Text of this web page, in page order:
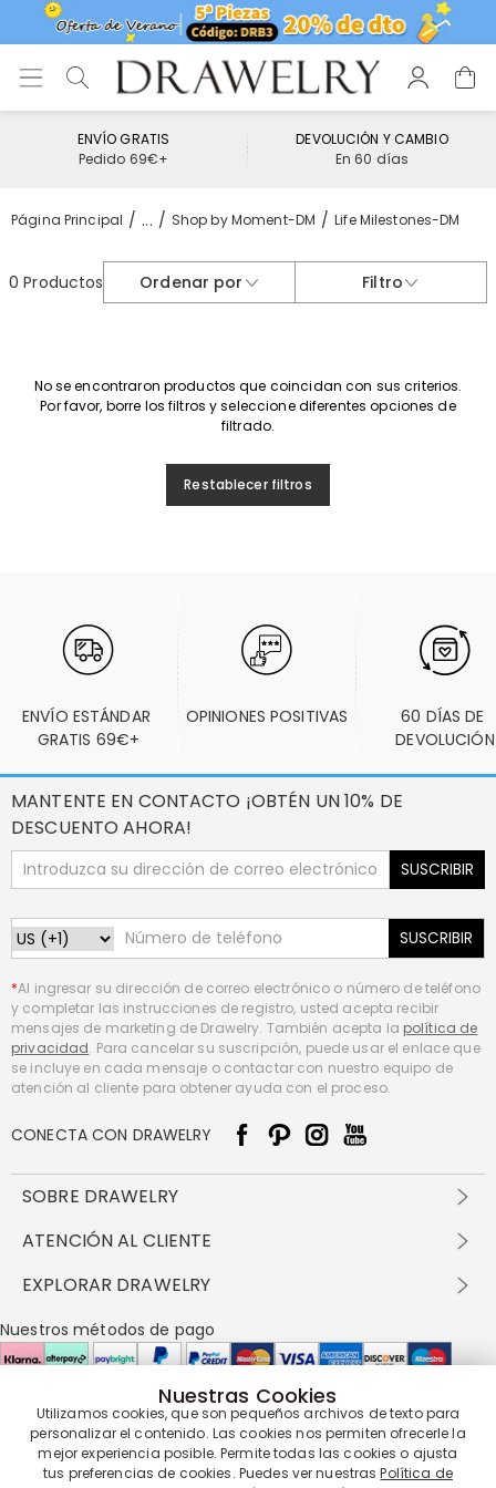
ENVÍO GRATIS
Pedido 69€+
DEVOLUCIÓN Y CAMBIO
En 60 días
Página Principal ... Shop by Moment-DM Life Milestones-DM
0 Productos Ordenar por Filtro
No se encontraron productos que coincidan con sus criterios.
Por favor, borre los filtros y seleccione diferentes opciones de
filtrado.
Restablecer filtros
ENVÍO ESTÁNDAR
GRATIS 69€+
OPINIONES POSITIVAS
60 DÍAS DE
DEVOLUCIÓN
MANTENTE EN CONTACTO ¡OBTÉN UN 10% DE
DESCUENTO AHORA!
SUSCRIBIR
SUSCRIBIR
*Al ingresar su dirección de correo electrónico o número de teléfono
y completar las instrucciones de registro, usted acepta recibir
mensajes de marketing de Drawelry. También acepta la política de
privacidad. Para cancelar su suscripción, puede usar el enlace que
se incluye en cada mensaje o contactar con nuestro equipo de
atención al cliente para obtener ayuda con el proceso.
CONECTA CON DRAWELRY
SOBRE DRAWELRY
Sobre nosotros
política de privacidad
Preguntas frecuentes
Política de cookies
ATENCIÓN AL CLIENTE
Envío y entrega
Devolución en 60 días
Cómo cuidar
EXPLORAR DRAWELRY
Drawelry Prime
Programa de Recompensas
Nuestros métodos de pago
Nuestros socios de entrega
Nuestras Cookies
Utilizamos cookies, que son pequeños archivos de texto para
personalizar el contenido. Las cookies nos permiten ofrecerle la
mejor experiencia posible. Permite todas las cookies o ajusta
tus preferencias de cookies. Puedes ver nuestrasPolítica de